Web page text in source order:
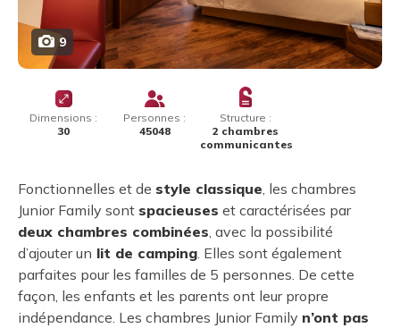
Dimensions :
30
Personnes :
45048
Structure :
2 chambres
communicantes
Fonctionnelles et de style classique , les chambres
Junior Family sont spacieuses et caractérisées par
deux chambres combinées , avec la possibilité
d’ajouter un lit de camping . Elles sont également
parfaites pour les familles de 5 personnes. De cette
façon, les enfants et les parents ont leur propre
indépendance. Les chambres Junior Family n’ont pas
9